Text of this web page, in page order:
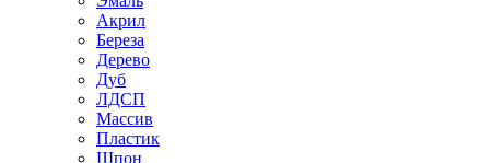
Акрил
Береза
Дерево
Дуб
ЛДСП
Массив
Пластик
Шпон